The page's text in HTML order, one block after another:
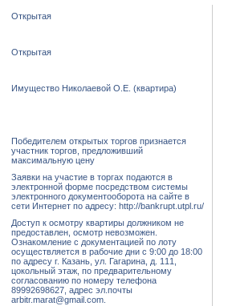
Открытая
Открытая
Имущество Николаевой О.Е. (квартира)
Победителем открытых торгов признается
участник торгов, предложивший
максимальную цену
Заявки на участие в торгах подаются в
электронной форме посредством системы
электронного документооборота на сайте в
сети Интернет по адресу: http://bankrupt.utpl.ru/
Доступ к осмотру квартиры должником не
предоставлен, осмотр невозможен.
Ознакомление с документацией по лоту
осуществляется в рабочие дни с 9:00 до 18:00
по адресу г. Казань, ул. Гагарина, д. 111,
цокольный этаж, по предварительному
согласованию по номеру телефона
89992698627, адрес эл.почты
arbitr.marat@gmail.com.